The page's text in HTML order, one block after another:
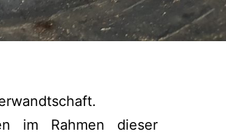
im Rahmen dieser